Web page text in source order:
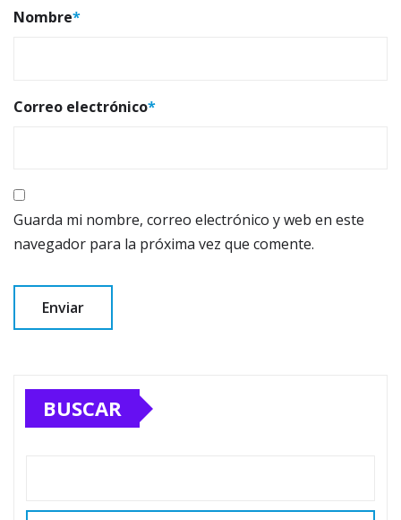
Nombre*
Correo electrónico*
Guarda mi nombre, correo electrónico y web en este
navegador para la próxima vez que comente.
BUSCAR